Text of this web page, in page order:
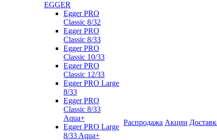
EGGER
Egger PRO
Classic 8/32
Egger PRO
Classic 8/33
Egger PRO
Classic 10/33
Egger PRO
Classic 12/33
Egger PRO Large
8/33
Egger PRO
Classic 8/33
Aqua+
Egger PRO Large
8/33 Aqua+
Распродажа Акции